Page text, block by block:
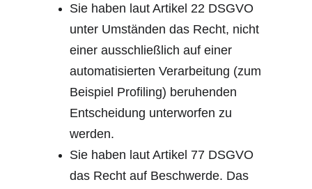
Sie haben laut Artikel 22 DSGVO
unter Umständen das Recht, nicht
einer ausschließlich auf einer
automatisierten Verarbeitung (zum
Beispiel Profiling) beruhenden
Entscheidung unterworfen zu
werden.
Sie haben laut Artikel 77 DSGVO
das Recht auf Beschwerde. Das